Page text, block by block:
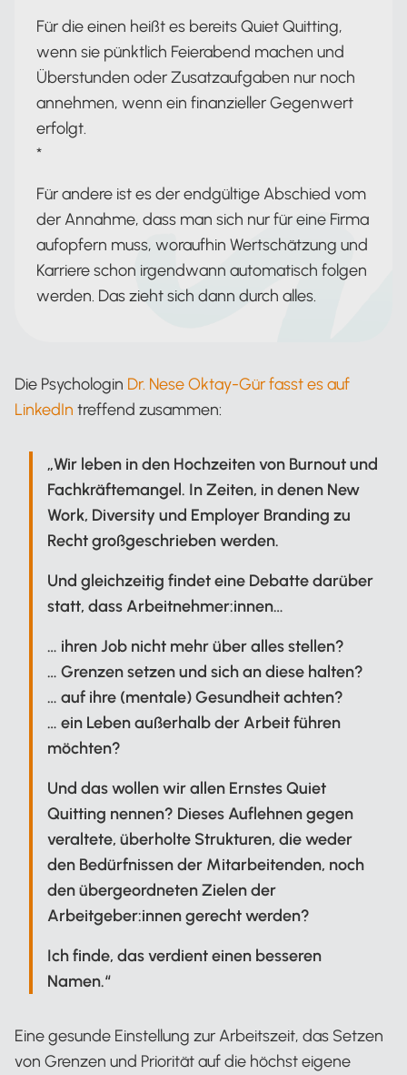
Für die einen heißt es bereits Quiet Quitting,
wenn sie pünktlich Feierabend machen und
Überstunden oder Zusatzaufgaben nur noch
annehmen, wenn ein finanzieller Gegenwert
erfolgt.
*
Für andere ist es der endgültige Abschied vom
der Annahme, dass man sich nur für eine Firma
aufopfern muss, woraufhin Wertschätzung und
Karriere schon irgendwann automatisch folgen
werden. Das zieht sich dann durch alles.
Die Psychologin Dr. Nese Oktay-Gür fasst es auf
LinkedIn treffend zusammen:
„Wir leben in den Hochzeiten von Burnout und
Fachkräftemangel. In Zeiten, in denen New
Work, Diversity und Employer Branding zu
Recht großgeschrieben werden.
Und gleichzeitig findet eine Debatte darüber
statt, dass Arbeitnehmer:innen…
… ihren Job nicht mehr über alles stellen?
… Grenzen setzen und sich an diese halten?
… auf ihre (mentale) Gesundheit achten?
… ein Leben außerhalb der Arbeit führen
möchten?
Und das wollen wir allen Ernstes Quiet
Quitting nennen? Dieses Auflehnen gegen
veraltete, überholte Strukturen, die weder
den Bedürfnissen der Mitarbeitenden, noch
den übergeordneten Zielen der
Arbeitgeber:innen gerecht werden?
Ich finde, das verdient einen besseren
Namen.“
Eine gesunde Einstellung zur Arbeitszeit, das Setzen
von Grenzen und Priorität auf die höchst eigene